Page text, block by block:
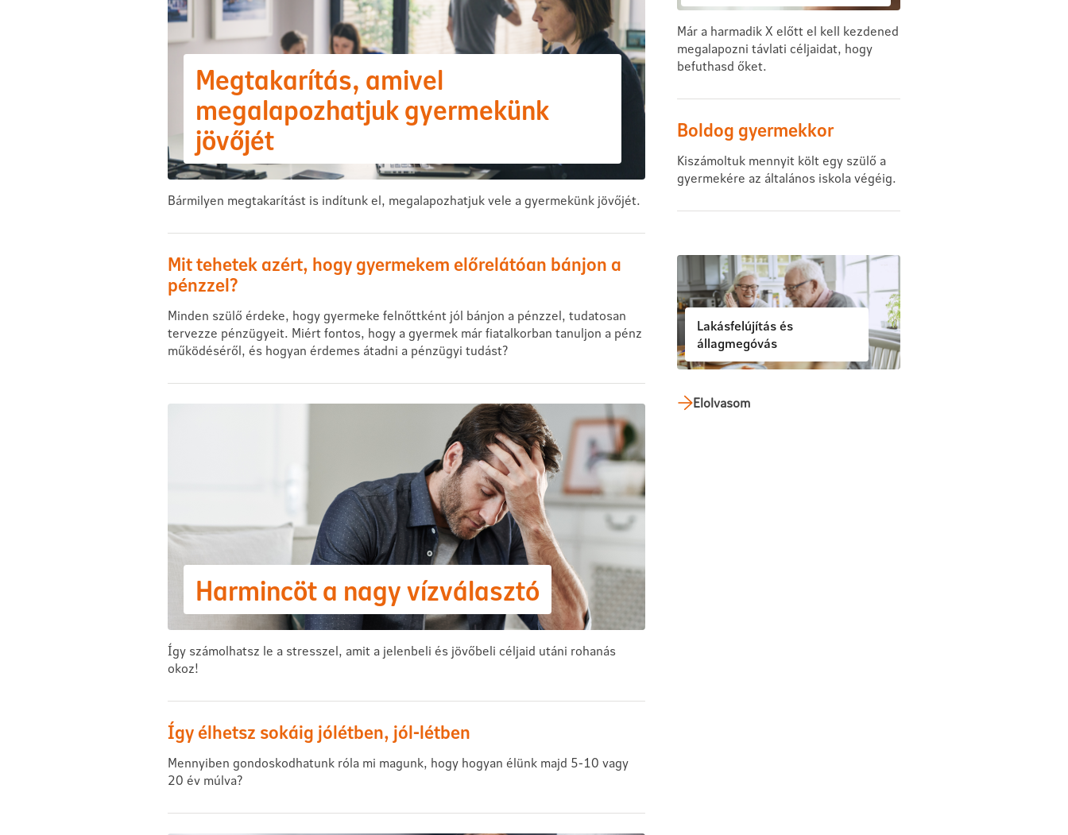
Megtakarítás, amivel
megalapozhatjuk gyermekünk
jövőjét
Bármilyen megtakarítást is indítunk el, megalapozhatjuk vele a gyermekünk jövőjét.
Mit tehetek azért, hogy gyermekem előrelátóan bánjon a
pénzzel?
Minden szülő érdeke, hogy gyermeke felnőttként jól bánjon a pénzzel, tudatosan
tervezze pénzügyeit. Miért fontos, hogy a gyermek már fiatalkorban tanuljon a pénz
működéséről, és hogyan érdemes átadni a pénzügyi tudást?
Harmincöt a nagy vízválasztó
Így számolhatsz le a stresszel, amit a jelenbeli és jövőbeli céljaid utáni rohanás
okoz!
Így élhetsz sokáig jólétben, jól-létben
Mennyiben gondoskodhatunk róla mi magunk, hogy hogyan élünk majd 5-10 vagy
20 év múlva?
Már a harmadik X előtt el kell kezdened
megalapozni távlati céljaidat, hogy
befuthasd őket.
Boldog gyermekkor
Kiszámoltuk mennyit költ egy szülő a
gyermekére az általános iskola végéig.
Lakásfelújítás és
állagmegóvás
Elolvasom